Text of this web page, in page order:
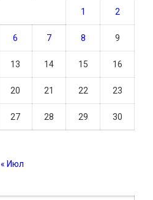
1 2
6 7 8 9
13 14 15 16
20 21 22 23
27 28 29 30
« Июл